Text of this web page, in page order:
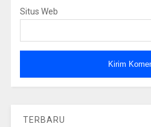
Situs Web
TERBARU